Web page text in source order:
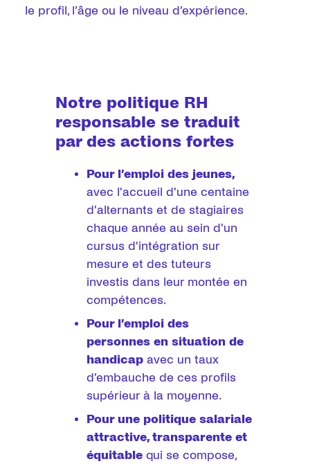
le profil, l’âge ou le niveau d’expérience.
Notre politique RH
responsable se traduit
par des actions fortes
Pour l’emploi des jeunes,
avec l'accueil d'une centaine
d'alternants et de stagiaires
chaque année au sein d'un
cursus d'intégration sur
mesure et des tuteurs
investis dans leur montée en
compétences.
Pour l’emploi des
personnes en situation de
handicap avec un taux
d’embauche de ces profils
supérieur à la moyenne.
Pour une politique salariale
attractive, transparente et
équitable qui se compose,